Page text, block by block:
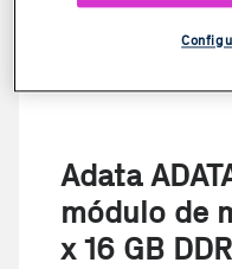
Adata
módulo de
x 16 GB DDR